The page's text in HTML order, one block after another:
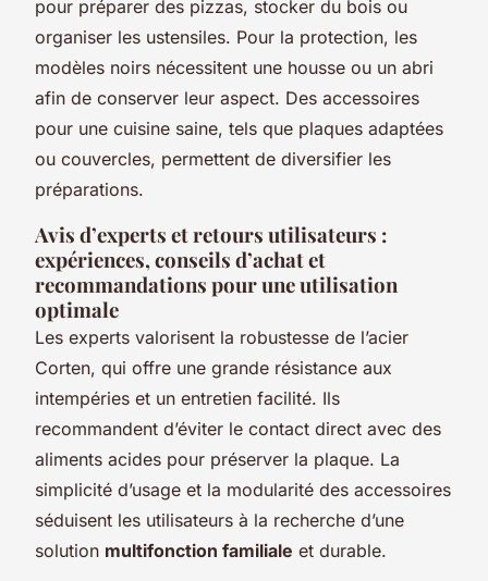
pour préparer des pizzas, stocker du bois ou
organiser les ustensiles. Pour la protection, les
modèles noirs nécessitent une housse ou un abri
afin de conserver leur aspect. Des accessoires
pour une cuisine saine, tels que plaques adaptées
ou couvercles, permettent de diversifier les
préparations.
Avis d’experts et retours utilisateurs :
expériences, conseils d’achat et
recommandations pour une utilisation
optimale
Les experts valorisent la robustesse de l’acier
Corten, qui offre une grande résistance aux
intempéries et un entretien facilité. Ils
recommandent d’éviter le contact direct avec des
aliments acides pour préserver la plaque. La
simplicité d’usage et la modularité des accessoires
séduisent les utilisateurs à la recherche d’une
solution multifonction familiale et durable.